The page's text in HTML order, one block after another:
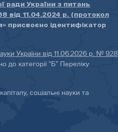
ради України з питань
від 11.04.2024 р. (протокол
присвоєно ідентифікатор
України від 11.06.2026 р. № 928
до категорії “Б” Переліку
соціальні науки та